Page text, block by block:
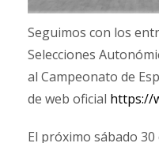
Seguimos con los
Selecciones
al Campeonato de
de web oficial https://
El próximo sábado